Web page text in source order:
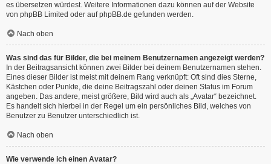
es übersetzen würdest. Weitere Informationen dazu können auf der Website
von phpBB Limited oder aufphpBB.de gefunden werden.
Nach oben
Was sind das für Bilder, die bei meinem Benutzernamen angezeigt werden?
In der Beitragsansicht können zwei Bilder bei deinem Benutzernamen stehen.
Eines dieser Bilder ist meist mit deinem Rang verknüpft: Oft sind dies Sterne,
Kästchen oder Punkte, die deine Beitragszahl oder deinen Status im Forum
angeben. Das andere, meist größere, Bild wird auch als „Avatar“ bezeichnet.
Es handelt sich hierbei in der Regel um ein persönliches Bild, welches von
Benutzer zu Benutzer unterschiedlich ist.
Nach oben
Wie verwende ich einen Avatar?